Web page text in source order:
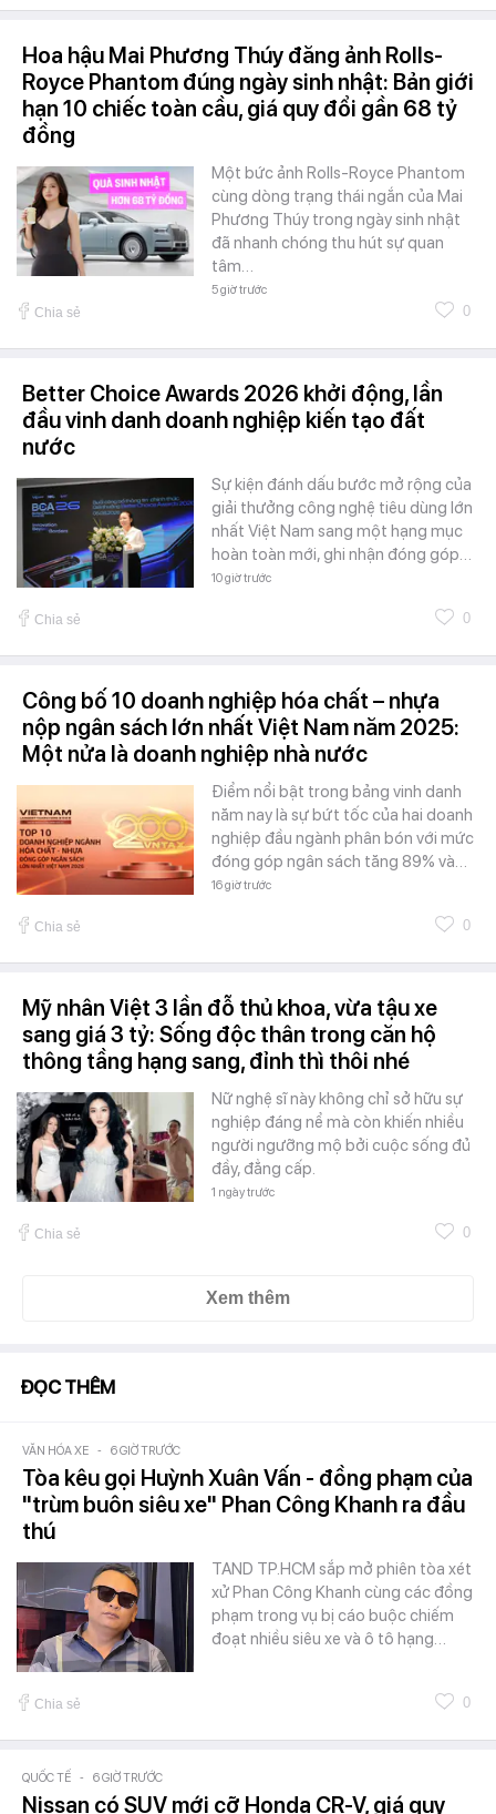
Hoa hậu Mai Phương Thúy đăng ảnh Rolls-
Royce Phantom đúng ngày sinh nhật: Bản giới
hạn 10 chiếc toàn cầu, giá quy đổi gần 68 tỷ
đồng
Một bức ảnh Rolls-Royce Phantom
cùng dòng trạng thái ngắn của Mai
Phương Thúy trong ngày sinh nhật
đã nhanh chóng thu hút sự quan
tâm…
5 giờ trước
Chia sẻ 0
Better Choice Awards 2026 khởi động, lần
đầu vinh danh doanh nghiệp kiến tạo đất
nước
Sự kiện đánh dấu bước mở rộng của
giải thưởng công nghệ tiêu dùng lớn
nhất Việt Nam sang một hạng mục
hoàn toàn mới, ghi nhận đóng góp…
10 giờ trước
Chia sẻ 0
Công bố 10 doanh nghiệp hóa chất – nhựa
nộp ngân sách lớn nhất Việt Nam năm 2025:
Một nửa là doanh nghiệp nhà nước
Điểm nổi bật trong bảng vinh danh
năm nay là sự bứt tốc của hai doanh
nghiệp đầu ngành phân bón với mức
đóng góp ngân sách tăng 89% và…
16 giờ trước
Chia sẻ 0
Mỹ nhân Việt 3 lần đỗ thủ khoa, vừa tậu xe
sang giá 3 tỷ: Sống độc thân trong căn hộ
thông tầng hạng sang, đỉnh thì thôi nhé
Nữ nghệ sĩ này không chỉ sở hữu sự
nghiệp đáng nể mà còn khiến nhiều
người ngưỡng mộ bởi cuộc sống đủ
đầy, đẳng cấp.
1 ngày trước
Chia sẻ 0
Xem thêm
ĐỌC THÊM
VĂN HÓA XE - 6 GIỜ TRƯỚC
Tòa kêu gọi Huỳnh Xuân Vấn - đồng phạm của
"trùm buôn siêu xe" Phan Công Khanh ra đầu
thú
TAND TP.HCM sắp mở phiên tòa xét
xử Phan Công Khanh cùng các đồng
phạm trong vụ bị cáo buộc chiếm
đoạt nhiều siêu xe và ô tô hạng…
Chia sẻ 0
QUỐC TẾ - 6 GIỜ TRƯỚC
Nissan có SUV mới cỡ Honda CR-V, giá quy